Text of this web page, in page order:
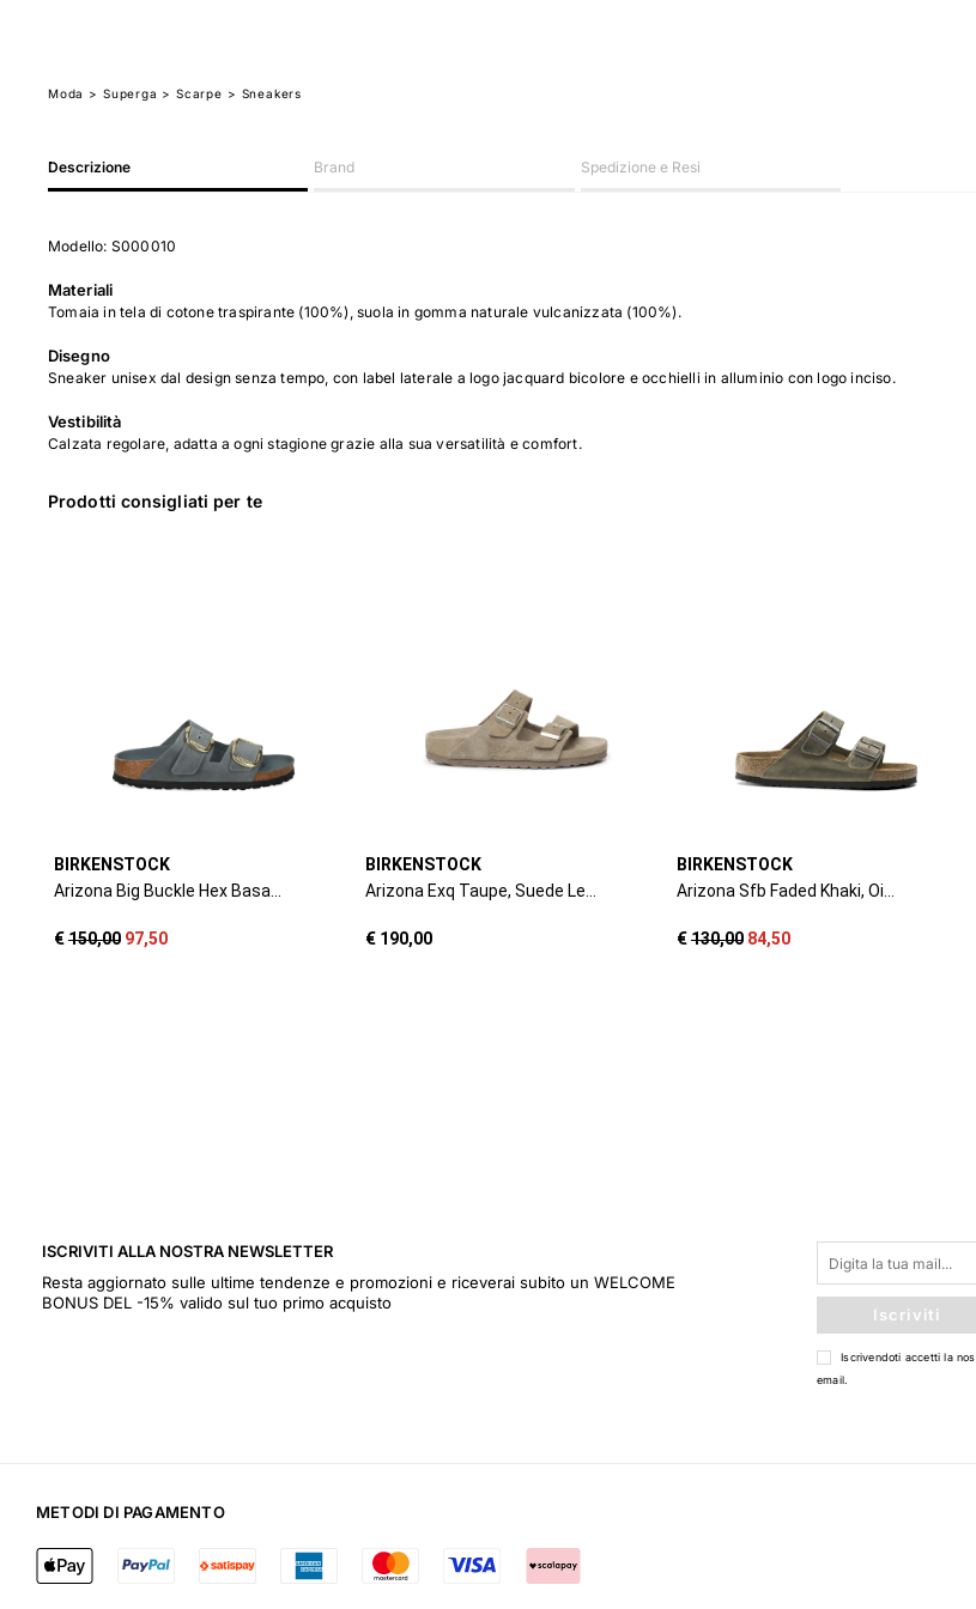
Moda >Superga > Scarpe > Sneakers
Descrizione Brand Spedizione e Resi
Modello: S000010
Materiali
Tomaia in tela di cotone traspirante (100%), suola in gomma naturale vulcanizzata (100%).
Disegno
Sneaker unisex dal design senza tempo, con label laterale a logo jacquard bicolore e occhielli in alluminio con logo inciso.
Vestibilità
Calzata regolare, adatta a ogni stagione grazie alla sua versatilità e comfort.
Prodotti consigliati per te
ISCRIVITI ALLA NOSTRA NEWSLETTER
Resta aggiornato sulle ultime tendenze e promozioni e riceverai subito un WELCOME
BONUS DEL -15% valido sul tuo primo acquisto
Iscriviti
Iscrivendoti accetti la
email.
METODI DI PAGAMENTO